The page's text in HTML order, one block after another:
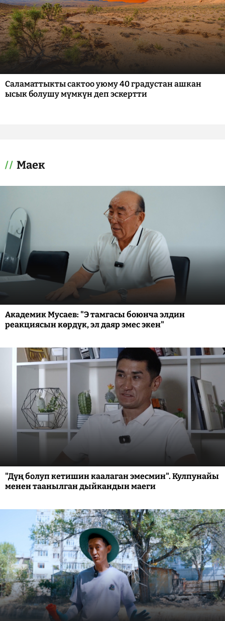
Саламаттыкты сактоо уюму 40 градустан ашкан
ысык болушу мүмкүн деп эскертти
Маек
Академик Мусаев: "Э тамгасы боюнча элдин
реакциясын көрдүк, эл даяр эмес экен"
"Дүң болуп кетишин каалаган эмесмин". Кулпунайы
менен таанылган дыйкандын маеги